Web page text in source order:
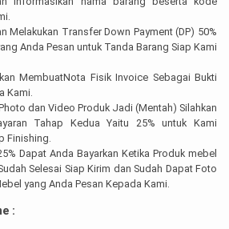
Melakukan Transfer Down Payment (DP) 50%
Anda Pesan untuk Tanda Barang Siap Kami
MembuatNota Fisik Invoice Sebagai Bukti
Kami.
dan Video Produk Jadi (Mentah) Silahkan
Tahap Kedua Yaitu 25% untuk Kami
Finishing.
Dapat Anda Bayarkan Ketika Produk mebel
Selesai Siap Kirim dan Sudah Dapat Foto
yang Anda Pesan Kepada Kami.
: